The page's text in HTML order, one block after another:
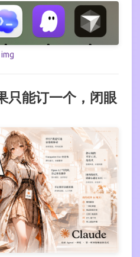
img
能订一个，闭眼